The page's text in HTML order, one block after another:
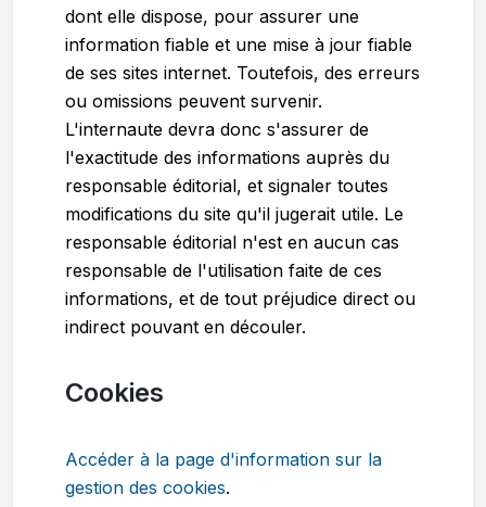
dont elle dispose, pour assurer une
information fiable et une mise à jour fiable
de ses sites internet. Toutefois, des erreurs
ou omissions peuvent survenir.
L'internaute devra donc s'assurer de
l'exactitude des informations auprès du
responsable éditorial, et signaler toutes
modifications du site qu'il jugerait utile. Le
responsable éditorial n'est en aucun cas
responsable de l'utilisation faite de ces
informations, et de tout préjudice direct ou
indirect pouvant en découler.
Cookies
Accéder à la page d'information sur la
gestion des cookies.